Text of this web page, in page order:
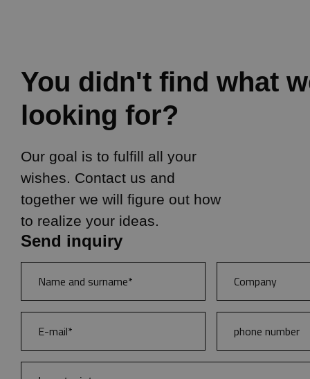
You didn't find what
looking for?
Our goal is to fulfill all your
wishes. Contact us and
together we will figure out how
to realize your ideas.
Send inquiry